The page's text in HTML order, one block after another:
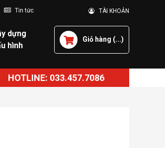
Tin tức TÀI KHOẢN
dựng
hình
Giỏ hàng (...)
HOTLINE: 033.457.7086